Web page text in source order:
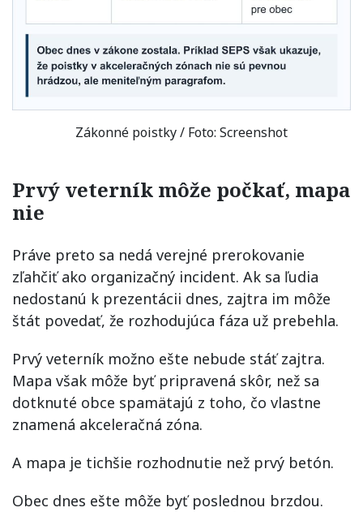
Zákonné poistky / Foto: Screenshot
Prvý veterník môže počkať, mapa
nie
Práve preto sa nedá verejné prerokovanie
zľahčiť ako organizačný incident. Ak sa ľudia
nedostanú k prezentácii dnes, zajtra im môže
štát povedať, že rozhodujúca fáza už prebehla.
Prvý veterník možno ešte nebude stáť zajtra.
Mapa však môže byť pripravená skôr, než sa
dotknuté obce spamätajú z toho, čo vlastne
znamená akceleračná zóna.
A mapa je tichšie rozhodnutie než prvý betón.
Obec dnes ešte môže byť poslednou brzdou.